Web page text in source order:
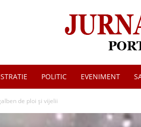
POLITIC EVENIMENT
de ploi și vijelii